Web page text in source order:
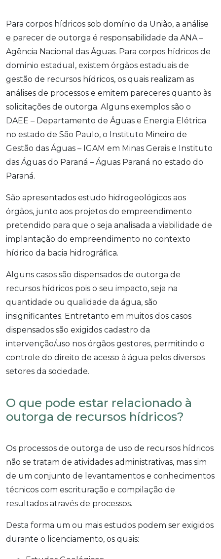
Para corpos hídricos sob domínio da União, a análise
e parecer de outorga é responsabilidade da ANA –
Agência Nacional das Águas. Para corpos hídricos de
domínio estadual, existem órgãos estaduais de
gestão de recursos hídricos, os quais realizam as
análises de processos e emitem pareceres quanto às
solicitações de outorga. Alguns exemplos são o
DAEE – Departamento de Águas e Energia Elétrica
no estado de São Paulo, o Instituto Mineiro de
Gestão das Águas – IGAM em Minas Gerais e Instituto
das Águas do Paraná – Águas Paraná no estado do
Paraná.
São apresentados estudo hidrogeológicos aos
órgãos, junto aos projetos do empreendimento
pretendido para que o seja analisada a viabilidade de
implantação do empreendimento no contexto
hídrico da bacia hidrográfica.
Alguns casos são dispensados de outorga de
recursos hídricos pois o seu impacto, seja na
quantidade ou qualidade da água, são
insignificantes. Entretanto em muitos dos casos
dispensados são exigidos cadastro da
intervenção/uso nos órgãos gestores, permitindo o
controle do direito de acesso à água pelos diversos
setores da sociedade.
O que pode estar relacionado à
outorga de recursos hídricos?
Os processos de outorga de uso de recursos hídricos
não se tratam de atividades administrativas, mas sim
de um conjunto de levantamentos e conhecimentos
técnicos com escrituração e compilação de
resultados através de processos.
Desta forma um ou mais estudos podem ser exigidos
durante o licenciamento, os quais: